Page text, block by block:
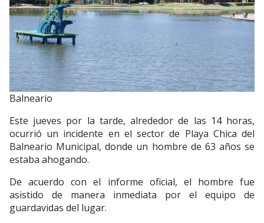
Balneario
Este jueves por la tarde, alrededor de las 14 horas,
ocurrió un incidente en el sector de Playa Chica del
Balneario Municipal, donde un hombre de 63 años se
estaba ahogando.
De acuerdo con el informe oficial, el hombre fue
asistido de manera inmediata por el equipo de
guardavidas del lugar.